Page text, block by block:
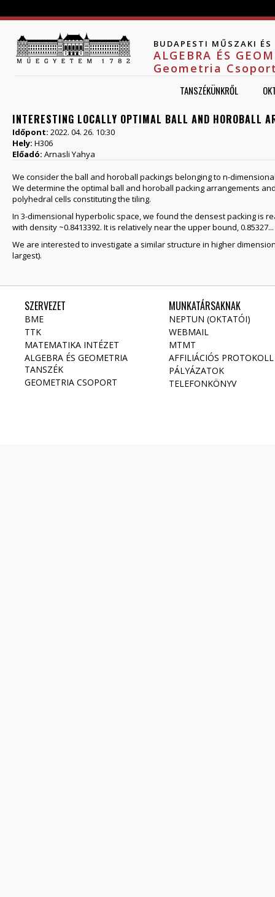
BUDAPESTI MŰSZAKI
ALGEBRA ÉS
Geometria
TANSZÉKÜNKRŐL
INTERESTING LOCALLY OPTIMAL BALL AND HOROBALL
Időpont: 2022. 04. 26. 10:30
Hely: H306
Előadó: Arnasli Yahya
We consider the ball and horoball packings belonging to n-
We determine the optimal ball and horoball packing arrangements
polyhedral cells constituting the tiling.
In 3-dimensional hyperbolic space, we found the densest packing is
with density ~0.8413392. It is relatively near the upper bound, 0.85327...
We are interested to investigate a similar structure in higher
largest).
SZERVEZET
BME
TTK
MATEMATIKA INTÉZET
ALGEBRA ÉS GEOMETRIA
TANSZÉK
GEOMETRIA CSOPORT
MUNKATÁRSAKNAK
NEPTUN (OKTATÓI)
WEBMAIL
MTMT
AFFILIÁCIÓS PROTOKOLL
PÁLYÁZATOK
TELEFONKÖNYV